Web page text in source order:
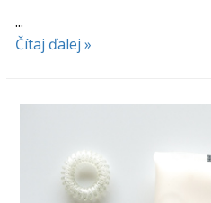
...
Čítaj ďalej »